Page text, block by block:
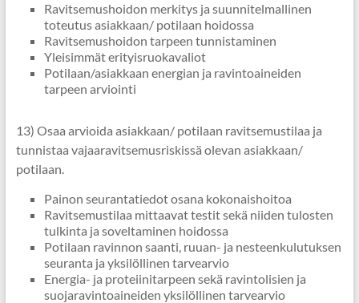
Ravitsemushoidon merkitys ja suunnitelmallinen
toteutus asiakkaan/ potilaan hoidossa
Ravitsemushoidon tarpeen tunnistaminen
Yleisimmät erityisruokavaliot
Potilaan/asiakkaan energian ja ravintoaineiden
tarpeen arviointi
13) Osaa arvioida asiakkaan/ potilaan ravitsemustilaa ja
tunnistaa vajaaravitsemusriskissä olevan asiakkaan/
potilaan.
Painon seurantatiedot osana kokonaishoitoa
Ravitsemustilaa mittaavat testit sekä niiden tulosten
tulkinta ja soveltaminen hoidossa
Potilaan ravinnon saanti, ruuan- ja nesteenkulutuksen
seuranta ja yksilöllinen tarvearvio
Energia- ja proteiinitarpeen sekä ravintolisien ja
suojaravintoaineiden yksilöllinen tarvearvio